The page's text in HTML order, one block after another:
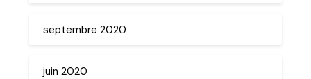
septembre 2020
juin 2020